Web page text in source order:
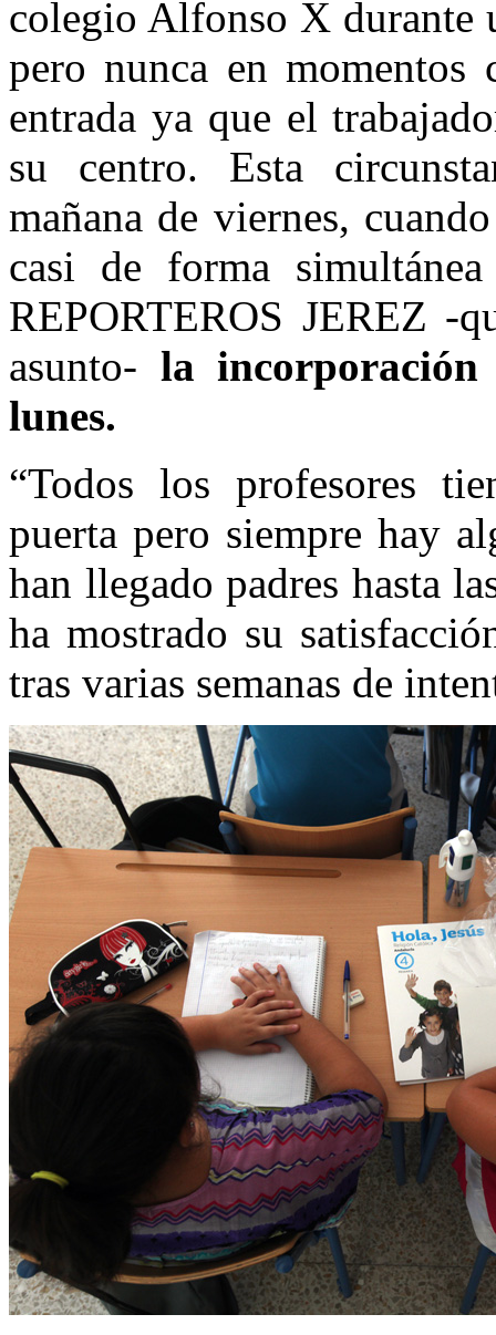
colegio Alfonso X durante
pero nunca en
entrada ya que el
su centro. Esta
mañana de viernes,
casi de forma
REPORTEROS JEREZ -
asunto- la
lunes.
“Todos los profesores
puerta pero siempre hay
han llegado padres hasta
ha mostrado su
tras varias semanas de